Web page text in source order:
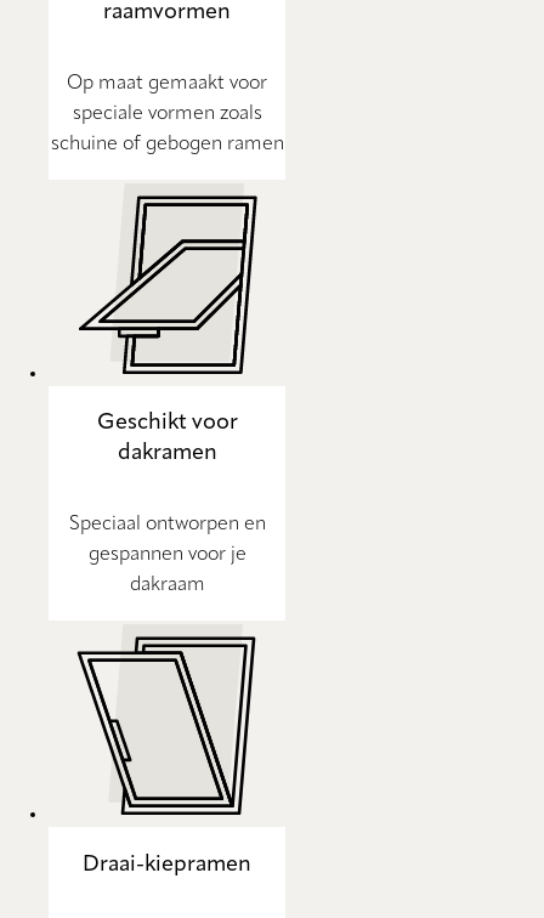
raamvormen
Op maat gemaakt voor
speciale vormen zoals
schuine of gebogen ramen
Geschikt voor
dakramen
Speciaal ontworpen en
gespannen voor je
dakraam
Draai-kiepramen